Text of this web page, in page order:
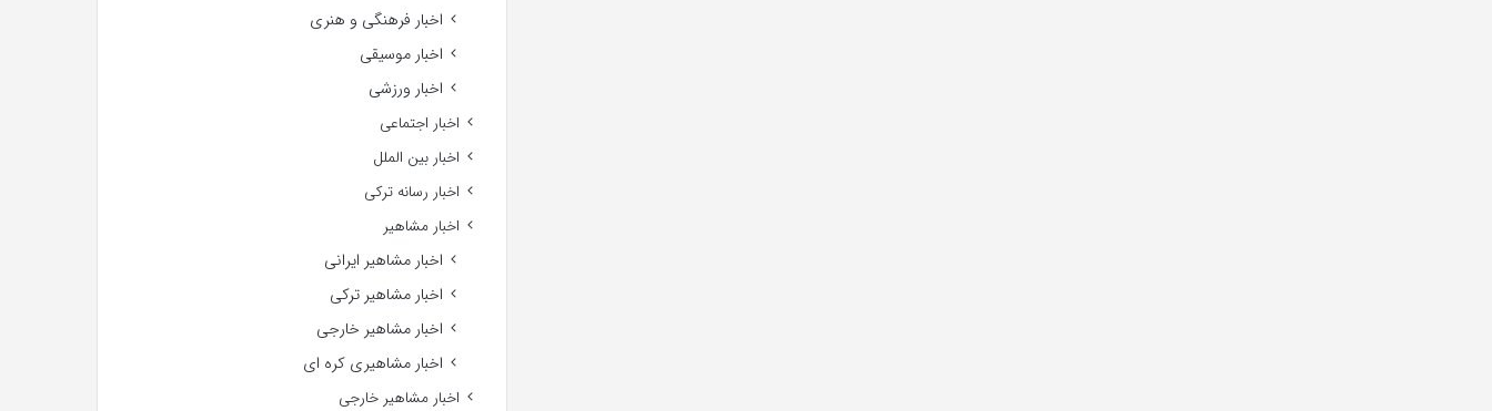
اخبار فرهنگی و هنری
اخبار موسیقی
اخبار ورزشی
اخبار اجتماعی
اخبار بین الملل
اخبار رسانه ترکی
اخبار مشاهیر
اخبار مشاهیر ایرانی
اخبار مشاهیر ترکی
اخبار مشاهیر خارجی
اخبار مشاهیری کره ای
اخبار مشاهیر خارجی